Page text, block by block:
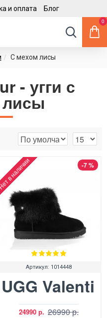
и оплата Блог
0
С мехом лисы
- угги с
Metallic
-7 %
в наличии
Артикул: 1014448
UGG
24990 р. 26990 р.